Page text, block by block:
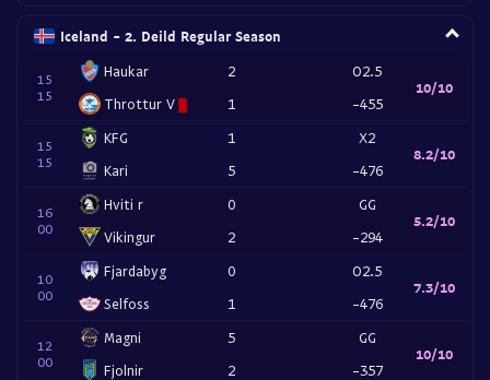
Iceland - 2. Deild Regular Season
15
15
Haukar
Throttur V
2
1
O2.5
-455
10/10
15
15
KFG
Kari
1
5
X2
-476
8.2/10
16
00
Hviti r
Vikingur
0
2
GG
-294
5.2/10
10
00
Fjardabyg
Selfoss
0
1
O2.5
-476
7.3/10
12
00
Magni
Fjolnir
5
2
GG
-357
10/10